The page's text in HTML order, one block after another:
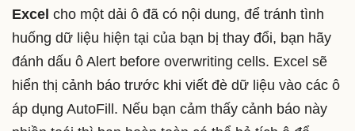
Excel cho một dải ô đã có nội dung, để tránh tình
huống dữ liệu hiện tại của bạn bị thay đổi, bạn hãy
đánh dấu ô Alert before overwriting cells. Excel sẽ
hiển thị cảnh báo trước khi viết đè dữ liệu vào các ô
áp dụng AutoFill. Nếu bạn cảm thấy cảnh báo này